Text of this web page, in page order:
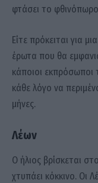
φτάσει το
Είτε πρόκειται για
έρωτα που θα
κάποιοι εκπρόσωποι
κάθε λόγο να
μήνες.
Λέων
Ο ήλιος βρίσκεται
χτυπάει κόκκινο. Οι